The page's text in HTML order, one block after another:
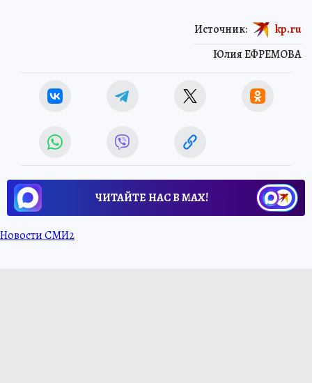
Юлия ЕФРЕМОВА
Источник: kp.ru
ЧИТАЙТЕ НАС В МАХ!
Новости СМИ2